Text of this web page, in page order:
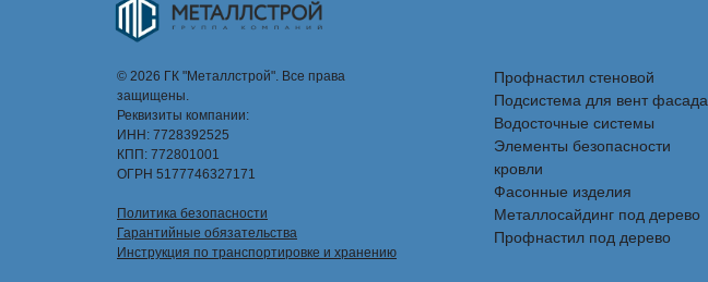
© 2026 ГК "Металлстрой". Все права
защищены.
Реквизиты компании:
ИНН: 7728392525
КПП: 772801001
ОГРН 5177746327171
Политика безопасности
Гарантийные обязательства
Инструкция по транспортировке и хранению
Профнастил стеновой
Подсистема для вент фасада
Водосточные системы
Элементы безопасности
кровли
Фасонные изделия
Металлосайдинг под дерево
Профнастил под дерево